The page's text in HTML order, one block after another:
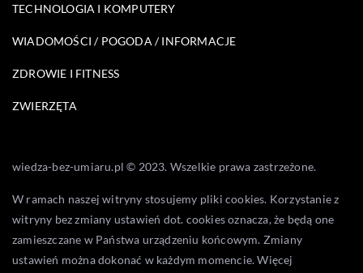
TECHNOLOGIA I KOMPUTERY
WIADOMOŚCI / POGODA / INFORMACJE
ZDROWIE I FITNESS
ZWIERZĘTA
wiedza-bez-umiaru.pl © 2023. Wszelkie prawa zastrzeżone.
W ramach naszej witryny stosujemy pliki cookies. Korzystanie z
witryny bez zmiany ustawień dot. cookies oznacza, że będą one
zamieszczane w Państwa urządzeniu końcowym. Zmiany
ustawień można dokonać w każdym momencie. Więcej